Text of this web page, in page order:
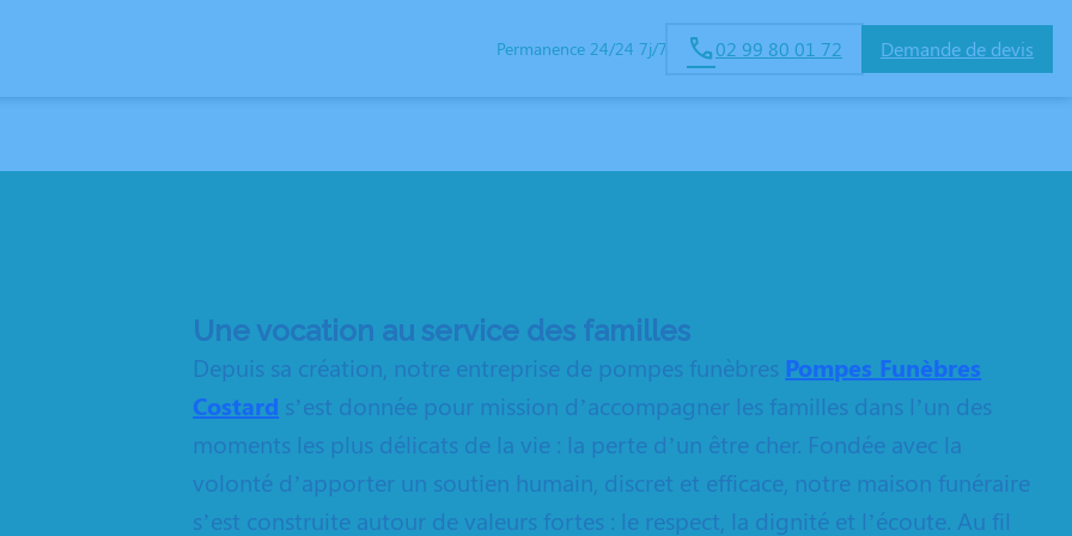
Permanence 24/24 7j/7 02 99 80 01 72 Demande de devis
SERVICES AUX FAMILLESESPACES HOMMAGES
Une vocation au service des familles
Depuis sa création, notre entreprise de pompes funèbres Pompes Funèbres
Costard s’est donnée pour mission d’accompagner les familles dans l’un des
moments les plus délicats de la vie : la perte d’un être cher. Fondée avec la
volonté d’apporter un soutien humain, discret et efficace, notre maison funéraire
s’est construite autour de valeurs fortes : le respect, la dignité et l’écoute. Au fil